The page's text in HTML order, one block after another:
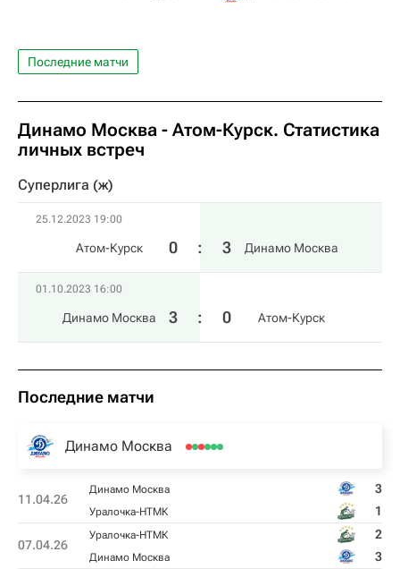
Последние матчи
Динамо Москва - Атом-Курск. Статистика
личных встреч
Суперлига (ж)
25.12.2023 19:00
Атом-Курск 0 : 3 Динамо Москва
01.10.2023 16:00
Динамо Москва 3 : 0 Атом-Курск
Последние матчи
Динамо Москва
11.04.26
Динамо Москва 3
Уралочка-НТМК 1
07.04.26
Уралочка-НТМК 2
Динамо Москва 3